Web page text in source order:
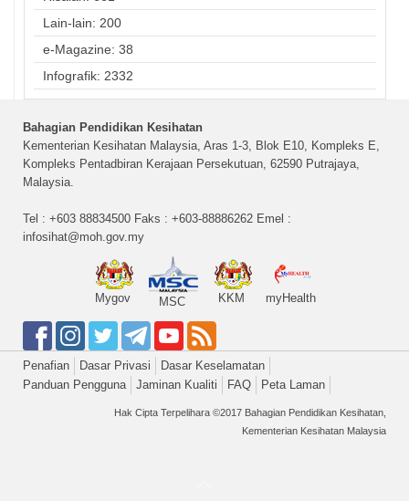
Lain-lain: 200
e-Magazine: 38
Infografik: 2332
Bahagian Pendidikan Kesihatan
Kementerian Kesihatan Malaysia, Aras 1-3, Blok E10, Kompleks E,
Kompleks Pentadbiran Kerajaan Persekutuan, 62590 Putrajaya,
Malaysia.
Tel : +603 88834500 Faks : +603-88886262 Emel :
infosihat@moh.gov.my
Mygov MSC KKM myHealth
Penafian Dasar Privasi
Dasar Keselamatan
Panduan Pengguna
Jaminan Kualiti FAQ Peta Laman
Hak Cipta Terpelihara ©2017 Bahagian Pendidikan Kesihatan,
Kementerian Kesihatan Malaysia